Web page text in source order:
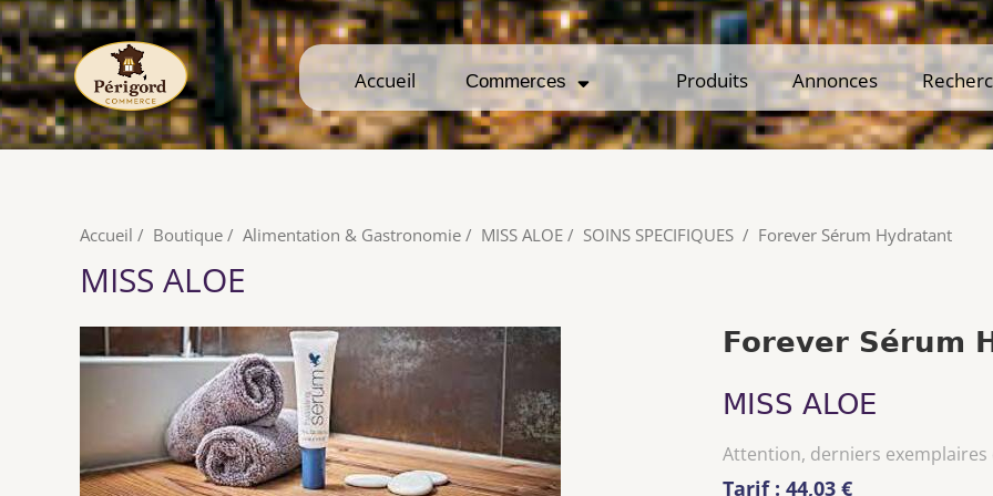
Accueil Commerces Produits Annonces
Accueil Commerces Produits Annonces
Accueil / Boutique / Alimentation & Gastronomie / MISS ALOE / SOINS SPECIFIQUES / Forever Sérum Hydratant
MISS ALOE
Forever Sérum
MISS ALOE
Attention, derniers exemplaires
Tarif : 44,03 €